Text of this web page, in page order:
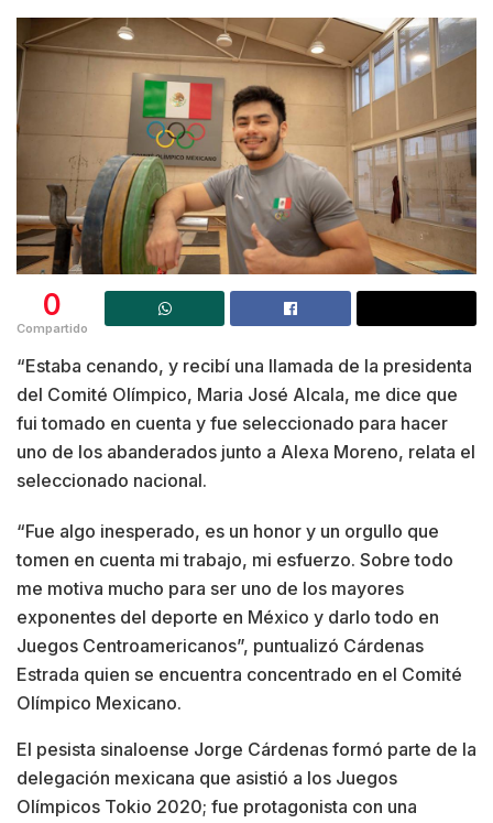
0
Compartido
“Estaba cenando, y recibí una llamada de la presidenta
del Comité Olímpico, Maria José Alcala, me dice que
fui tomado en cuenta y fue seleccionado para hacer
uno de los abanderados junto a Alexa Moreno, relata el
seleccionado nacional.
“Fue algo inesperado, es un honor y un orgullo que
tomen en cuenta mi trabajo, mi esfuerzo. Sobre todo
me motiva mucho para ser uno de los mayores
exponentes del deporte en México y darlo todo en
Juegos Centroamericanos”, puntualizó Cárdenas
Estrada quien se encuentra concentrado en el Comité
Olímpico Mexicano.
El pesista sinaloense Jorge Cárdenas formó parte de la
delegación mexicana que asistió a los Juegos
Olímpicos Tokio 2020; fue protagonista con una